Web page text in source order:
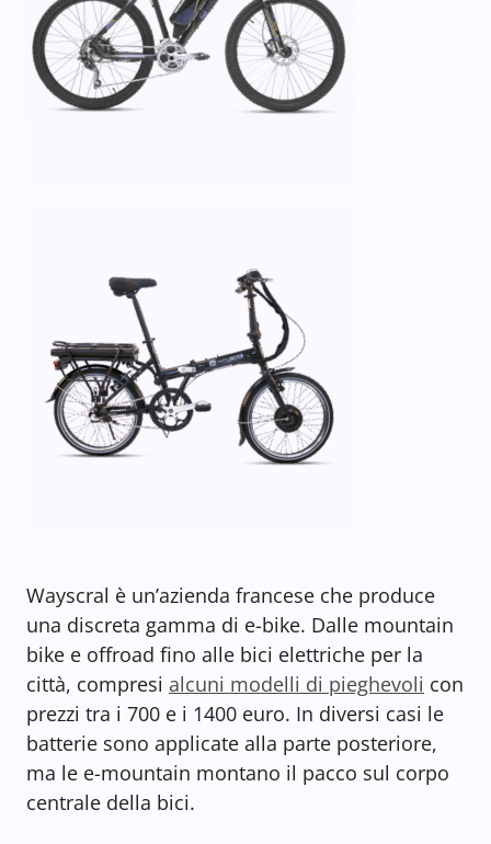
Wayscral è un’azienda francese che produce
una discreta gamma di e-bike. Dalle mountain
bike e offroad fino alle bici elettriche per la
città, compresi alcuni modelli di pieghevoli con
prezzi tra i 700 e i 1400 euro. In diversi casi le
batterie sono applicate alla parte posteriore,
ma le e-mountain montano il pacco sul corpo
centrale della bici.